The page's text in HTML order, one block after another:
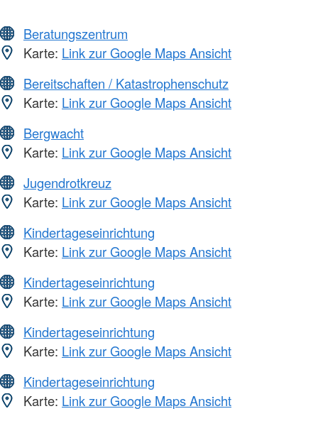
Beratungszentrum
Karte: Link zur Google Maps Ansicht
Bereitschaften / Katastrophenschutz
Karte: Link zur Google Maps Ansicht
Bergwacht
Karte: Link zur Google Maps Ansicht
Jugendrotkreuz
Karte: Link zur Google Maps Ansicht
Kindertageseinrichtung
Karte: Link zur Google Maps Ansicht
Kindertageseinrichtung
Karte: Link zur Google Maps Ansicht
Kindertageseinrichtung
Karte: Link zur Google Maps Ansicht
Kindertageseinrichtung
Karte: Link zur Google Maps Ansicht